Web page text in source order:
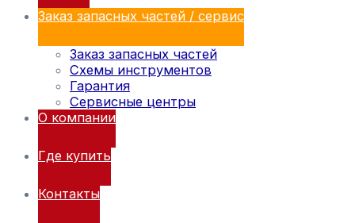
Заказ запасных частей / сервис
Заказ запасных частей
Схемы инструментов
Гарантия
Сервисные центры
О компании
Где купить
Контакты